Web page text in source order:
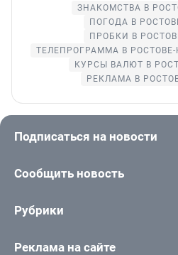
ЗНАКОМСТВА В
ПОГОДА В
ПРОБКИ В
ТЕЛЕПРОГРАММА В
КУРСЫ ВАЛЮТ В
РЕКЛАМА В
Подписаться на новости
Сообщить новость
Рубрики
Реклама на сайте